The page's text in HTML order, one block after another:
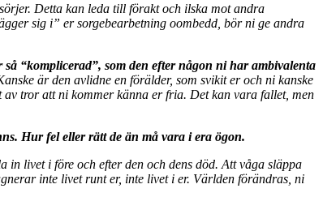
Detta kan leda till förakt och ilska mot andra
sig i” er sorgebearbetning oombedd, bör ni ge andra
“komplicerad”, som den efter någon ni har ambivalenta
är den avlidne en förälder, som svikit er och ni kanske
av tror att ni kommer känna er fria. Det kan vara fallet, men
Hur fel eller rätt de än må vara i era ögon.
in livet i före och efter den och dens död. Att våga släppa
inte livet runt er, inte livet i er. Världen förändras, ni